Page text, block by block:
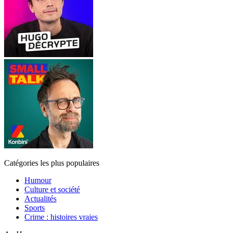
Catégories les plus populaires
Humour
Culture et société
Actualités
Sports
Crime : histoires vraies